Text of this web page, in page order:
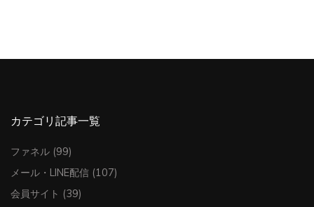
カテゴリ記事一覧
ファネル (99)
メール・LINE配信 (107)
会員サイト (39)